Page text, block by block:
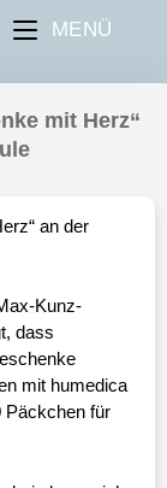
MENÜ
mit Herz“
an der
Kunz-
dass
mit humedica
Päckchen für